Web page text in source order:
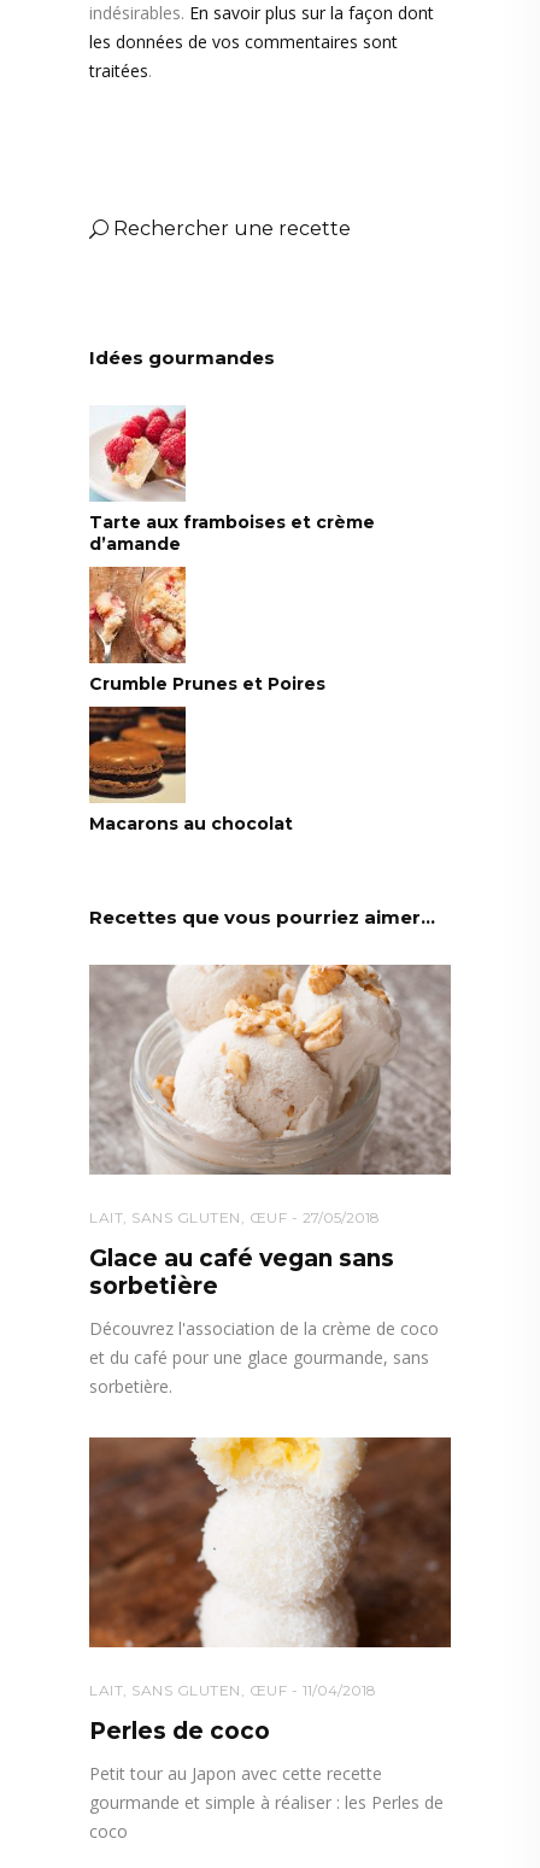
indésirables. En savoir plus sur la façon dont
les données de vos commentaires sont
traitées.
Rechercher une recette
Idées gourmandes
Tarte aux framboises et crème
d’amande
Crumble Prunes et Poires
Macarons au chocolat
Recettes que vous pourriez aimer...
LAIT, SANS GLUTEN , ŒUF 27/05/2018
Glace au café vegan sans
sorbetière
Découvrez l'association de la crème de coco
et du café pour une glace gourmande, sans
sorbetière.
LAIT, SANS GLUTEN , ŒUF 11/04/2018
Perles de coco
Petit tour au Japon avec cette recette
gourmande et simple à réaliser : les Perles de
coco